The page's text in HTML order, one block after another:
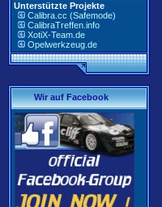
Unterstützte Projekte
Calibra.cc (Safemode)
CalibraTreffen.info
XotiX-Team.de
Opelwerkzeug.de
Wir auf Facebook